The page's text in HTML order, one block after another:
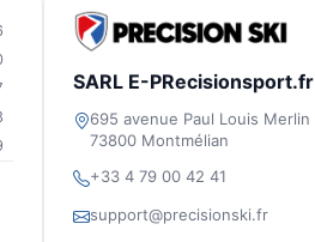
SARL E-PRecisionsport.fr
695 avenue Paul Louis Merlin
73800 Montmélian
+33 4 79 00 42 41
support@precisionski.fr